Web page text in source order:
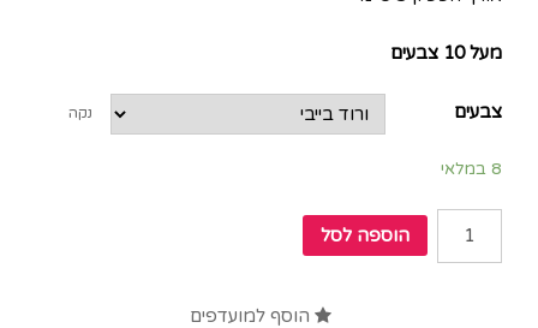
מעל 10 צבעים
צבעים נקה
8 במלאי
הוספה לסל
הוסף למועדפים